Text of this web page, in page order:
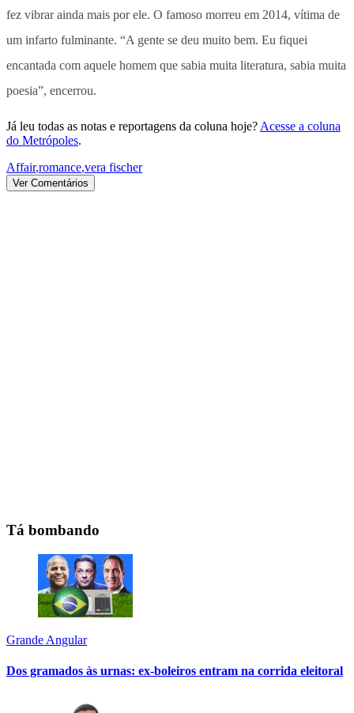
fez vibrar ainda mais por ele. O famoso morreu em 2014, vítima de
um infarto fulminante. “A gente se deu muito bem. Eu fiquei
encantada com aquele homem que sabia muita literatura, sabia muita
poesia”, encerrou.
Já leu todas as notas e reportagens da coluna hoje? Acesse a coluna
do Metrópoles.
Affair,romance,vera fischer
Ver Comentários
Tá bombando
Grande Angular
Dos gramados às urnas: ex-boleiros entram na corrida eleitoral